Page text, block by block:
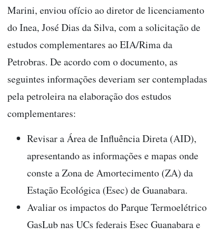
Marini, enviou ofício ao diretor de licenciamento
do Inea, José Dias da Silva, com a solicitação de
estudos complementares ao EIA/Rima da
Petrobras. De acordo com o documento, as
seguintes informações deveriam ser contempladas
pela petroleira na elaboração dos estudos
complementares:
Revisar a Área de Influência Direta (AID),
apresentando as informações e mapas onde
conste a Zona de Amortecimento (ZA) da
Estação Ecológica (Esec) de Guanabara.
Avaliar os impactos do Parque Termoelétrico
GasLub nas UCs federais Esec Guanabara e